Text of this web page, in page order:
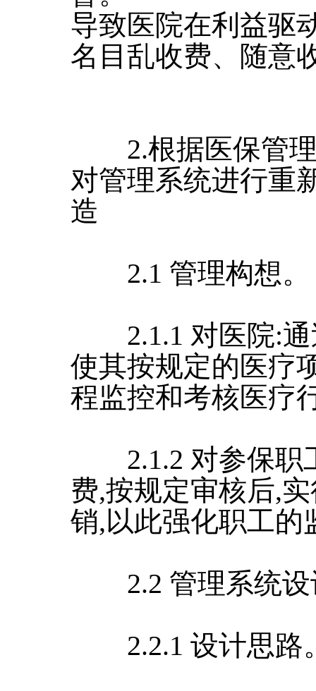
导致医院在利益驱
名目乱收费、随意
2.根据医保管理
对管理系统进行重
造
2.1 管理构想。
2.1.1 对医院:通
使其按规定的医疗
程监控和考核医疗
2.1.2 对参保职
费,按规定审核后,
销,以此强化职工的
2.2 管理系统设
2.2.1 设计思路